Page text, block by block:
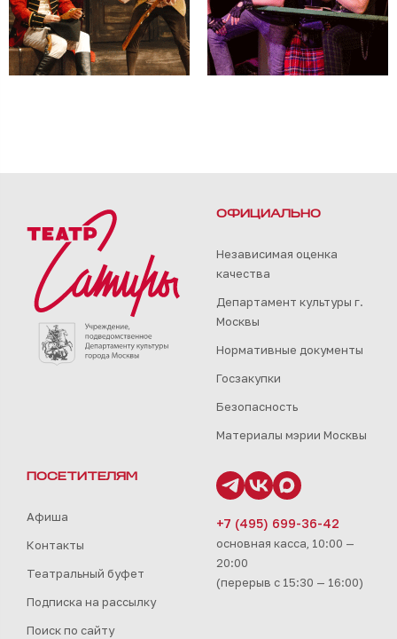
ОФИЦИАЛЬНО
Независимая оценка
качества
Департамент культуры г.
Москвы
Нормативные документы
Госзакупки
Безопасность
Материалы мэрии Москвы
ПОСЕТИТЕЛЯМ
Афиша
Контакты
Театральный буфет
Подписка на рассылку
Поиск по сайту
+7 (495) 699-36-42
основная касса, 10:00 —
20:00
(перерыв с 15:30 — 16:00)